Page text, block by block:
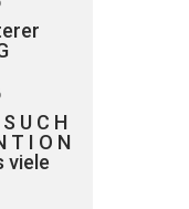
U C H
T I O N
viele